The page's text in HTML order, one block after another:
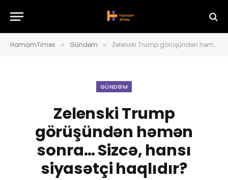
HamamTimes » Gündəm » Zelenski Trump görüşündən həmən sonra… Sizcə, hansı siyasətçi haqlıdır?
GÜNDƏM
Zelenski Trump
görüşündən həmən
sonra… Sizcə, hansı
siyasətçi haqlıdır?